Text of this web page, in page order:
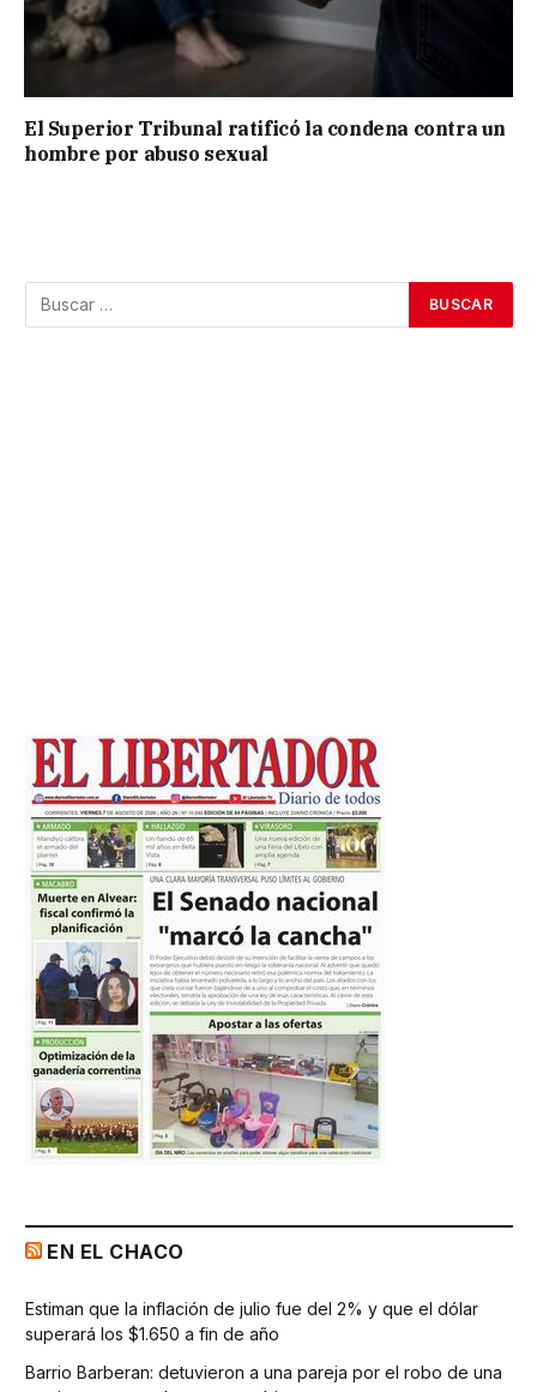
El Superior Tribunal ratificó la condena contra un
hombre por abuso sexual
EN EL CHACO
Estiman que la inflación de julio fue del 2% y que el dólar
superará los $1.650 a fin de año
Barrio Barberan: detuvieron a una pareja por el robo de una